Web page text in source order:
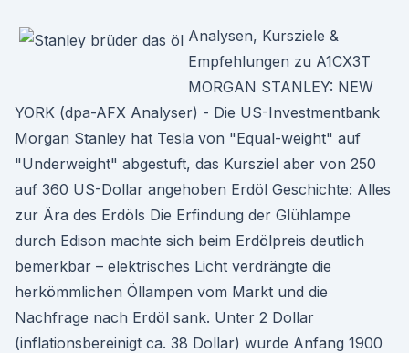
Analysen, Kursziele &
Empfehlungen zu A1CX3T
MORGAN STANLEY: NEW
YORK (dpa-AFX Analyser) - Die US-Investmentbank
Morgan Stanley hat Tesla von "Equal-weight" auf
"Underweight" abgestuft, das Kursziel aber von 250
auf 360 US-Dollar angehoben Erdöl Geschichte: Alles
zur Ära des Erdöls Die Erfindung der Glühlampe
durch Edison machte sich beim Erdölpreis deutlich
bemerkbar – elektrisches Licht verdrängte die
herkömmlichen Öllampen vom Markt und die
Nachfrage nach Erdöl sank. Unter 2 Dollar
(inflationsbereinigt ca. 38 Dollar) wurde Anfang 1900